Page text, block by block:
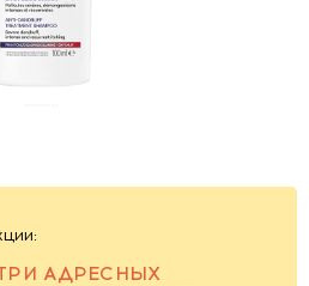
ТРИ АДРЕСНЫХ